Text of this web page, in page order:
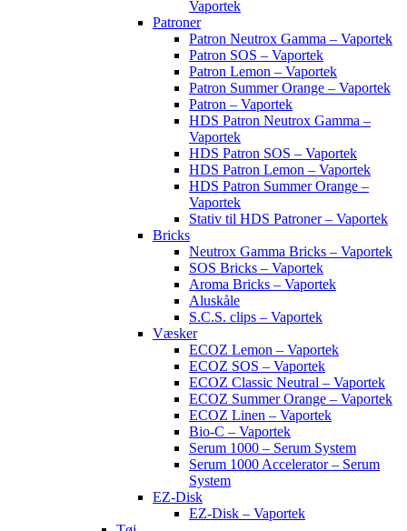
Vaportek
Patroner
Patron Neutrox Gamma – Vaportek
Patron SOS – Vaportek
Patron Lemon – Vaportek
Patron Summer Orange – Vaportek
Patron – Vaportek
HDS Patron Neutrox Gamma –
Vaportek
HDS Patron SOS – Vaportek
HDS Patron Lemon – Vaportek
HDS Patron Summer Orange –
Vaportek
Stativ til HDS Patroner – Vaportek
Bricks
Neutrox Gamma Bricks – Vaportek
SOS Bricks – Vaportek
Aroma Bricks – Vaportek
Aluskåle
S.C.S. clips – Vaportek
Væsker
ECOZ Lemon – Vaportek
ECOZ SOS – Vaportek
ECOZ Classic Neutral – Vaportek
ECOZ Summer Orange – Vaportek
ECOZ Linen – Vaportek
Bio-C – Vaportek
Serum 1000 – Serum System
Serum 1000 Accelerator – Serum
System
EZ-Disk
EZ-Disk – Vaportek